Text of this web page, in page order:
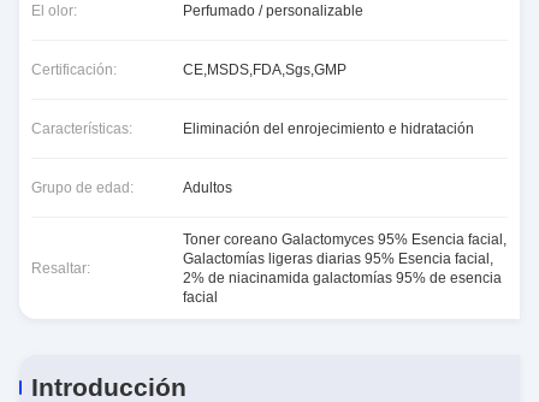
El olor: Perfumado / personalizable
Certificación: CE,MSDS,FDA,Sgs,GMP
Características: Eliminación del enrojecimiento e hidratación
Grupo de edad: Adultos
Resaltar:
Toner coreano Galactomyces 95% Esencia facial ,
Galactomías ligeras diarias 95% Esencia facial ,
2% de niacinamida galactomías 95% de esencia
facial
Introducción